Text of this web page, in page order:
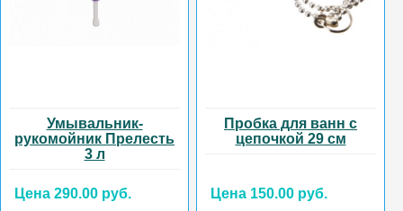
Умывальник-
рукомойник Прелесть
3 л
Цена 290.00 руб.
Пробка для ванн с
цепочкой 29 см
Цена 150.00 руб.